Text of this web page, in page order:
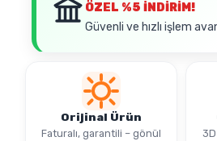
ÖZEL %5 İNDİRİM!
Güvenli ve hızlı işlem
Orijinal Ürün
Faturalı, garantili – gönül